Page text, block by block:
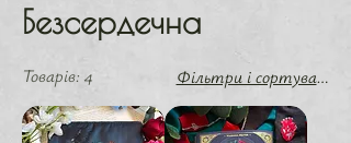
Безсердечна
Товарів: 4 Фільтри і сортування